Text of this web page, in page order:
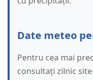
Date meteo
Pentru cea mai
consultați zilnic